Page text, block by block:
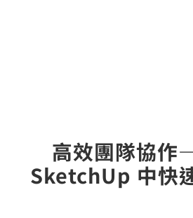
高效團隊協作
SketchUp 中快